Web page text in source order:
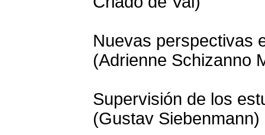
Nuevas perspectivas
(Adrienne Schizanno
Supervisión de los
(Gustav Siebenmann)